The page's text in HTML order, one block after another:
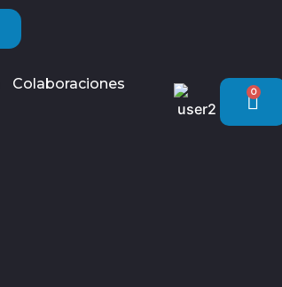
Colaboraciones 0